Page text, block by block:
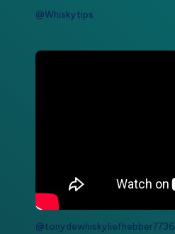
@Whiskytips
@tonydewhiskyliefhebber7736